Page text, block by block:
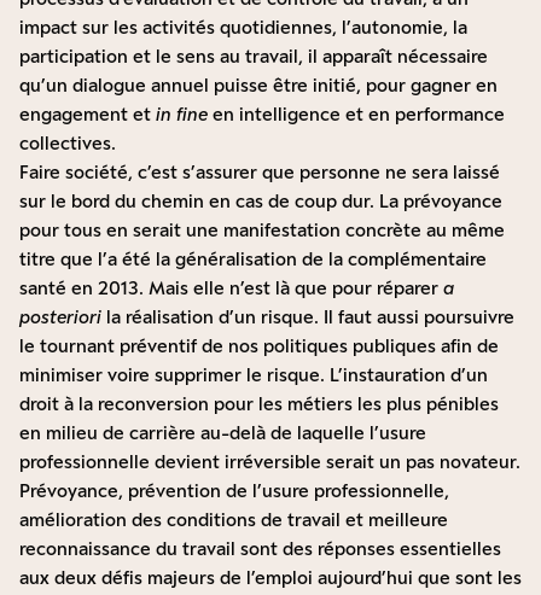
impact sur les activités quotidiennes, l’autonomie, la
participation et le sens au travail, il apparaît nécessaire
qu’un dialogue annuel puisse être initié, pour gagner en
engagement et in fine en intelligence et en performance
collectives.
Faire société, c’est s’assurer que personne ne sera laissé
sur le bord du chemin en cas de coup dur. La prévoyance
pour tous en serait une manifestation concrète au même
titre que l’a été la généralisation de la complémentaire
santé en 2013. Mais elle n’est là que pour réparer a
posteriori la réalisation d’un risque. Il faut aussi poursuivre
le tournant préventif de nos politiques publiques afin de
minimiser voire supprimer le risque. L’instauration d’un
droit à la reconversion pour les métiers les plus pénibles
en milieu de carrière au-delà de laquelle l’usure
professionnelle devient irréversible serait un pas novateur.
Prévoyance, prévention de l’usure professionnelle,
amélioration des conditions de travail et meilleure
reconnaissance du travail sont des réponses essentielles
aux deux défis majeurs de l’emploi aujourd’hui que sont les